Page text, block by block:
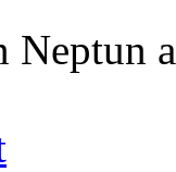
Neptun